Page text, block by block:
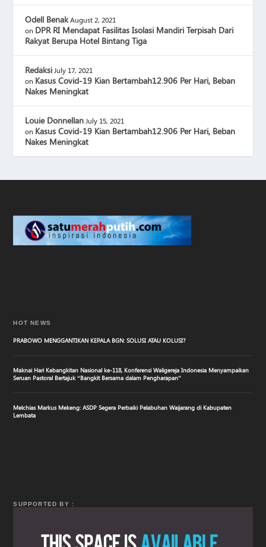
Odell BenakAugust 2, 2021
on DPR RI Mendapat Fasilitas Isolasi Mandiri Terpisah Dari
Rakyat Berupa Hotel Bintang Tiga
Redaksi July 17, 2021
on Kasus Covid-19 Kian Bertambah12.906 Per Hari, Beban
Nakes Meningkat
Louie Donnellan July 15, 2021
on Kasus Covid-19 Kian Bertambah12.906 Per Hari, Beban
Nakes Meningkat
HOT NEWS
PRABOWO MENGGANTIKAN KEPALA BGN: SOLUSI ATAU KOLUSI?
Maknai Hari Kebangkitan Nasional ke-118, Konferensi Waligereja Indonesia Menyampaikan
Seruan Pastoral Bertajuk “Bangkit Bersama dalam Pengharapan”
Melchias Markus Mekeng: ASDP Segera Perbaiki Pelabuhan Waijarang di Kabupaten
Lembata
SUPPORTED BY :